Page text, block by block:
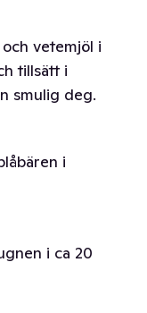
vetemjöl i
tillsätt i
smulig deg.
i
i ca 20